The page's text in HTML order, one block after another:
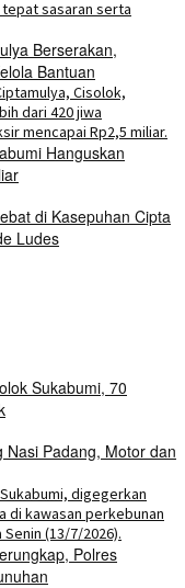
Berserakan,
Bantuan
Hanguskan
di Kasepuhan Cipta
Ludes
Sukabumi, 70
Nasi Padang, Motor dan
Polres